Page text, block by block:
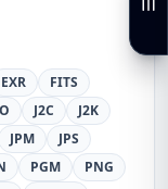
EXR
FITS
J2C
J2K
JPM
JPS
PGM
PNG